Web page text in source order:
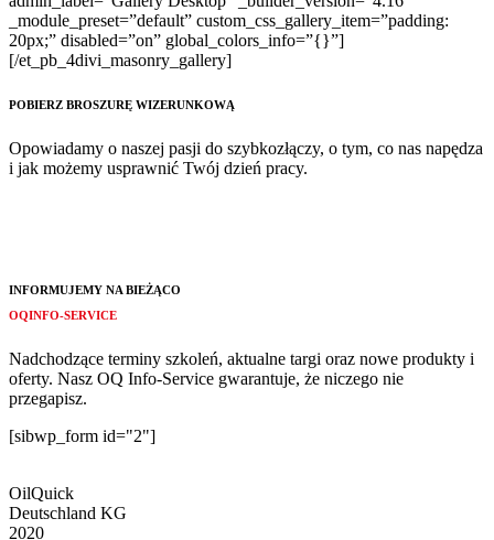
_module_preset=”default” custom_css_gallery_item=”padding:
20px;” disabled=”on” global_colors_info=”{}”]
[/et_pb_4divi_masonry_gallery]
POBIERZ BROSZURĘ WIZERUNKOWĄ
Opowiadamy o naszej pasji do szybkozłączy, o tym, co nas napędza
i jak możemy usprawnić Twój dzień pracy.
INFORMUJEMY NA BIEŻĄCO
OQINFO-SERVICE
Nadchodzące terminy szkoleń, aktualne targi oraz nowe produkty i
oferty. Nasz OQ Info-Service gwarantuje, że niczego nie
przegapisz.
[sibwp_form id="2"]
OilQuick
Deutschland KG
2020